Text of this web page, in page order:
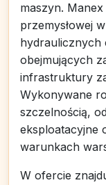
maszyn.
przemysłowej
hydraulicznych
obejmujących
infrastruktury
Wykonywane
szczelnością,
eksploatacyjne
warunkach
W ofercie